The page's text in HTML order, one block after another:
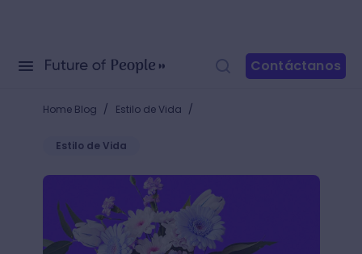
Contáctanos
Home Blog / Estilo de Vida /
Estilo de Vida
El lenguaje de las flores: ¿Qué es la floriografía?